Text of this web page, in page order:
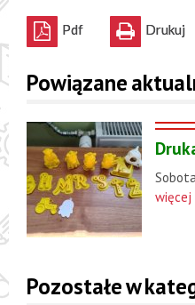
Pdf Drukuj
Powiązane
więcej
Pozostałe w